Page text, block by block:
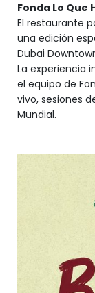
Fonda Lo Que
El restaurante
una edición
Dubai
La experiencia
el equipo de
vivo, sesiones
Mundial.